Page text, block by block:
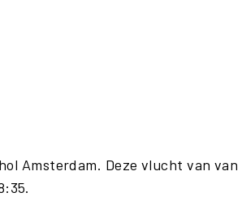
Amsterdam. Deze vlucht van van